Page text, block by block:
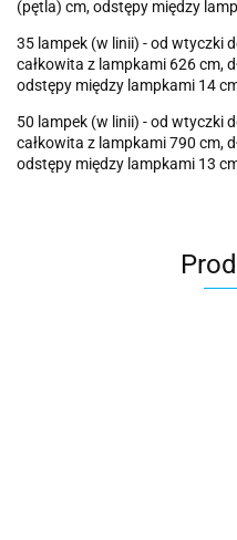
(pętla) cm, odstępy między
35 lampek (w linii) - od wtyczki
całkowita z lampkami 626 cm,
odstępy między lampkami 14
50 lampek (w linii) - od wtyczki
całkowita z lampkami 790 cm,
odstępy między lampkami 13